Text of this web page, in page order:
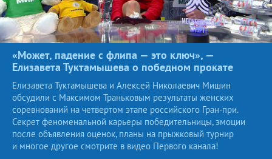
«Может, падение с флипа — это ключ», —
Елизавета Туктамышева о победном прокате
Елизавета Туктамышева и Алексей Николаевич Мишин
обсудили с Максимом Траньковым результаты женских
соревнований на четвертом этапе российского Гран-при.
Секрет феноменальной карьеры победительницы, эмоции
после объявления оценок, планы на прыжковый турнир
и многое другое смотрите в видео Первого канала!